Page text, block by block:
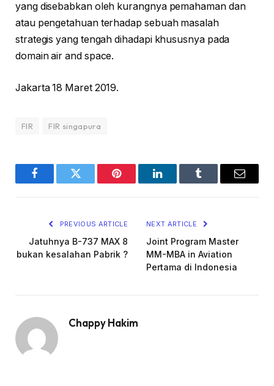
yang disebabkan oleh kurangnya pemahaman dan
atau pengetahuan terhadap sebuah masalah
strategis yang tengah dihadapi khususnya pada
domain air and space.
Jakarta 18 Maret 2019.
FIR FIR singapura
FacebookTwitter Pinterest LinkedInTumblr Email
PREVIOUS ARTICLE
Jatuhnya B-737 MAX 8
bukan kesalahan Pabrik ?
NEXT ARTICLE
Joint Program Master
MM-MBA in Aviation
Pertama di Indonesia
Chappy Hakim